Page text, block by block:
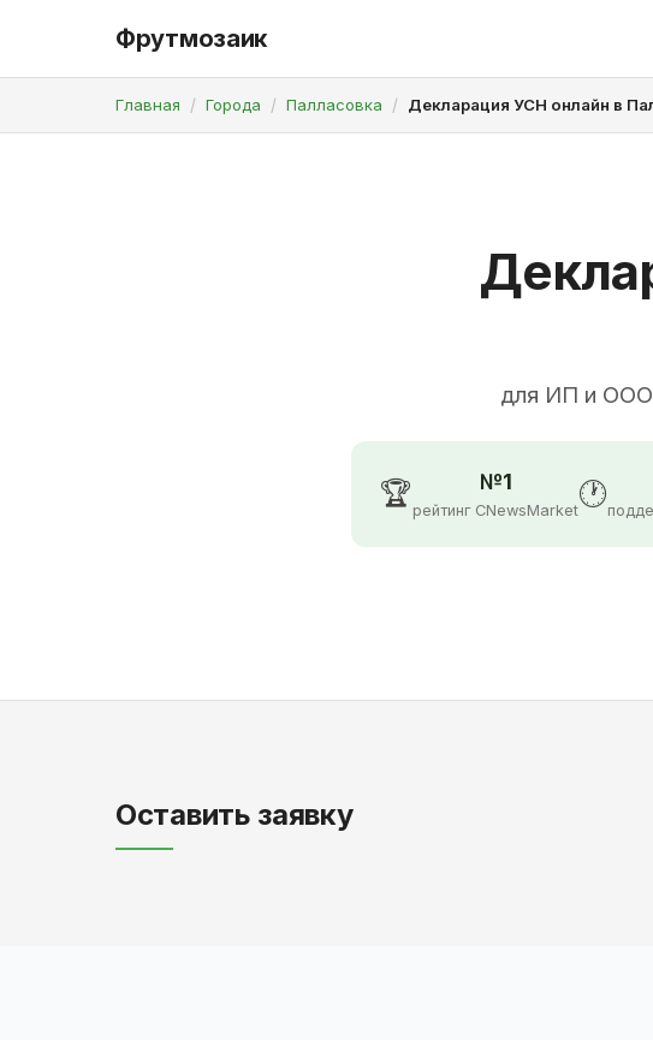
Фрутмозаик
Главная Города Палласовка Декларация УСН онлайн в
для ИП и ООО
🏆 №1
рейтинг CNewsMarket🕐
Оставить заявку